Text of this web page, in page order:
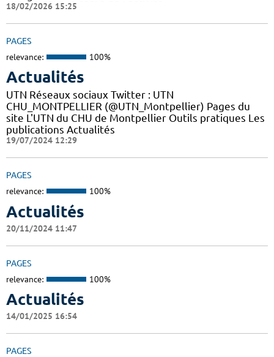
18/02/2026 15:25
PAGES
relevance: 100%
Actualités
UTN Réseaux sociaux Twitter : UTN
CHU_MONTPELLIER (@UTN_Montpellier) Pages du
site L'UTN du CHU de Montpellier Outils pratiques Les
publications Actualités
19/07/2024 12:29
PAGES
relevance: 100%
Actualités
20/11/2024 11:47
PAGES
relevance: 100%
Actualités
14/01/2025 16:54
PAGES